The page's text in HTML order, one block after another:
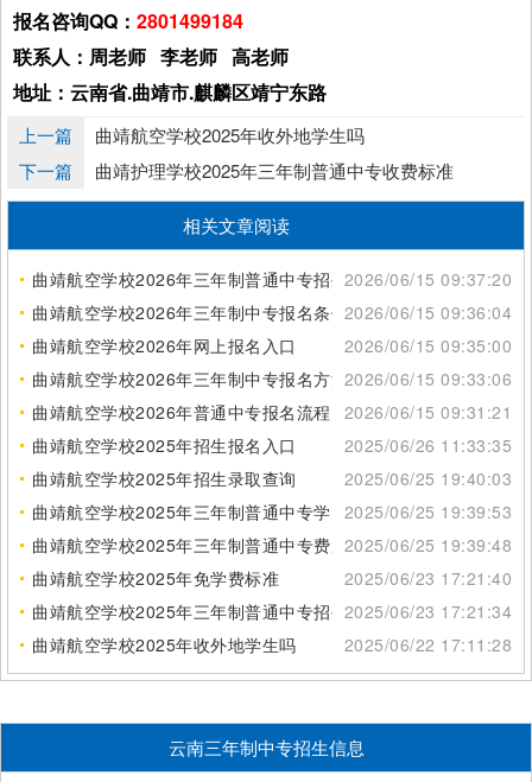
报名咨询QQ： 2801499184
联系人：周老师 李老师 高老师
地址：云南省.曲靖市.麒麟区靖宁东路
上一篇
曲靖航空学校2025年收外地学生吗
下一篇
曲靖护理学校2025年三年制普通中专收费标准
相关文章阅读
曲靖航空学校2026年三年制普通中专招生范围2026/06/15 09:37:20
曲靖航空学校2026年三年制中专报名条件2026/06/15 09:36:04
曲靖航空学校2026年网上报名入口
2026/06/15 09:35:00
曲靖航空学校2026年三年制中专报名方法2026/06/15 09:33:06
曲靖航空学校2026年普通中专报名流程
2026/06/15 09:31:21
曲靖航空学校2025年招生报名入口
2025/06/26 11:33:35
曲靖航空学校2025年招生录取查询
2025/06/25 19:40:03
曲靖航空学校2025年三年制普通中专学费多少钱2025/06/25 19:39:53
曲靖航空学校2025年三年制普通中专费用标准2025/06/25 19:39:48
曲靖航空学校2025年免学费标准
2025/06/23 17:21:40
曲靖航空学校2025年三年制普通中专招生电话2025/06/23 17:21:34
曲靖航空学校2025年收外地学生吗
2025/06/22 17:11:28
云南三年制中专招生信息